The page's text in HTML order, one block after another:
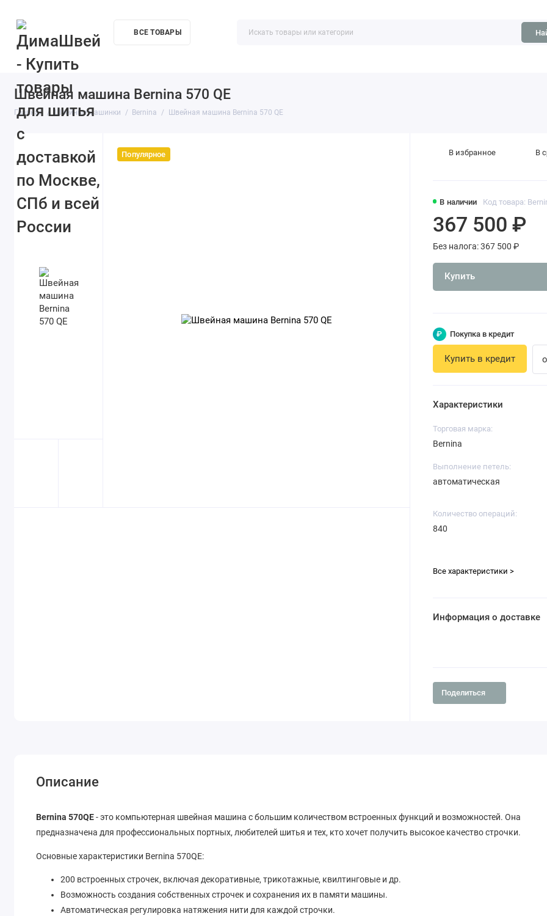
ВСЕ ТОВАРЫ
Акции О компании
Швейная машина Bernina 570 QE
Главная Швейные машинки Bernina Швейная машина Bernina 570 QE
Популярное
В наличии Код товара:
367 500 ₽
Без налога: 367 500 ₽
Купить
В избранное В
₽ Покупка в кредит
Купить в кредит
Характеристики
Торговая марка:
Bernina
Выполнение петель:
автоматическая
Количество операций:
840
Все характеристики >
Информация о доставке
Поделиться
Описание
Bernina 570QE- это компьютерная швейная машина с большим количеством встроенных функций и возможностей. Она
предназначена для профессиональных портных, любителей шитья и тех, кто хочет получить высокое качество строчки.
Основные характеристики Bernina 570QE:
200 встроенных строчек, включая декоративные, трикотажные, квилтинговые и др.
Возможность создания собственных строчек и сохранения их в памяти машины.
Автоматическая регулировка натяжения нити для каждой строчки.